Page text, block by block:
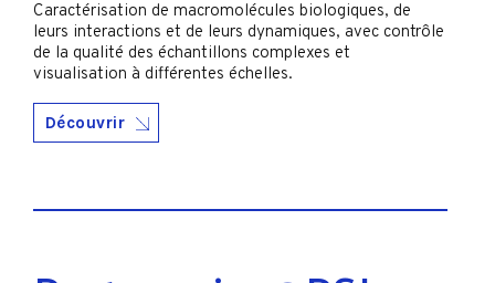
Caractérisation de macromolécules biologiques, de
leurs interactions et de leurs dynamiques, avec contrôle
de la qualité des échantillons complexes et
visualisation à différentes échelles.
Découvrir